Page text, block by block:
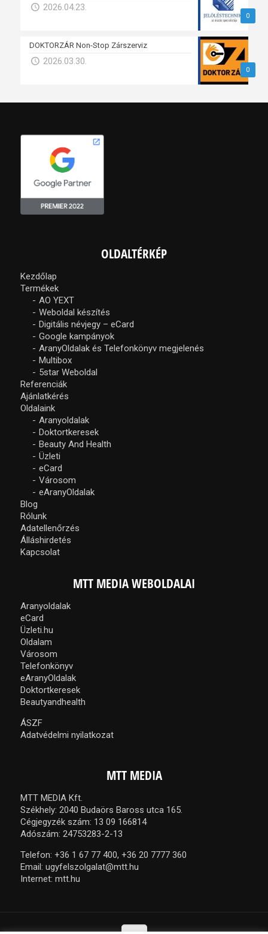
0
2026.04.23.
0
DOKTORZÁR Non-Stop Zárszerviz
2026.03.30.
OLDALTÉRKÉP
Kezdőlap
Termékek
AO YEXT
Weboldal készítés
Digitális névjegy – eCard
Google kampányok
AranyOldalak és Telefonkönyv megjelenés
Multibox
5star Weboldal
Referenciák
Ajánlatkérés
Oldalaink
Aranyoldalak
Doktortkeresek
Beauty And Health
Üzleti
eCard
Városom
eAranyOldalak
Blog
Rólunk
Adatellenőrzés
Álláshirdetés
Kapcsolat
MTT MEDIA WEBOLDALAI
Aranyoldalak
eCard
Üzleti.hu
Oldalam
Városom
Telefonkönyv
eAranyOldalak
Doktortkeresek
Beautyandhealth
ÁSZF
Adatvédelmi nyilatkozat
MTT MEDIA
MTT MEDIA Kft.
Székhely: 2040 Budaörs Baross utca 165.
Cégjegyzék szám: 13 09 166814
Adószám: 24753283-2-13
Telefon: +36 1 67 77 400, +36 20 7777 360
Email: ugyfelszolgalat@mtt.hu
Internet: mtt.hu